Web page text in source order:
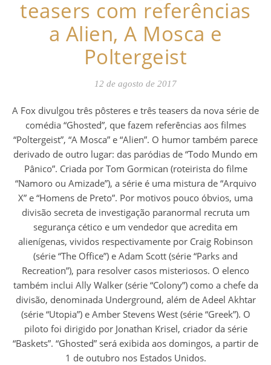
teasers com referências
a Alien, A Mosca e
Poltergeist
12 de agosto de 2017
A Fox divulgou três pôsteres e três teasers da nova série de
comédia “Ghosted”, que fazem referências aos filmes
“Poltergeist”, “A Mosca” e “Alien”. O humor também parece
derivado de outro lugar: das paródias de “Todo Mundo em
Pânico”. Criada por Tom Gormican (roteirista do filme
“Namoro ou Amizade”), a série é uma mistura de “Arquivo
X” e “Homens de Preto”. Por motivos pouco óbvios, uma
divisão secreta de investigação paranormal recruta um
segurança cético e um vendedor que acredita em
alienígenas, vividos respectivamente por Craig Robinson
(série “The Office”) e Adam Scott (série “Parks and
Recreation”), para resolver casos misteriosos. O elenco
também inclui Ally Walker (série “Colony”) como a chefe da
divisão, denominada Underground, além de Adeel Akhtar
(série “Utopia”) e Amber Stevens West (série “Greek”). O
piloto foi dirigido por Jonathan Krisel, criador da série
“Baskets”. “Ghosted” será exibida aos domingos, a partir de
1 de outubro nos Estados Unidos.